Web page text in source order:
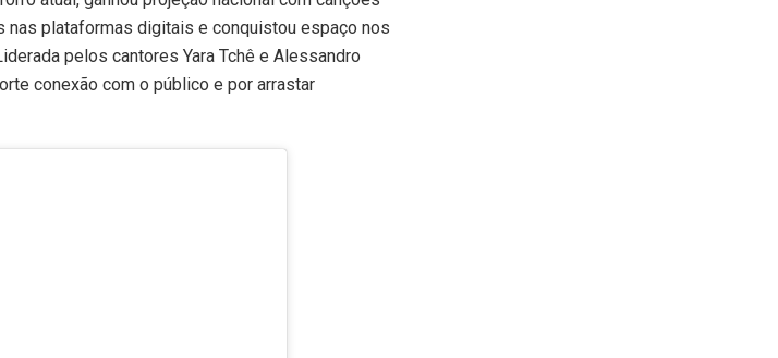
nas plataformas digitais e conquistou espaço nos
pelos cantores Yara Tchê e Alessandro
conexão com o público e por arrastar